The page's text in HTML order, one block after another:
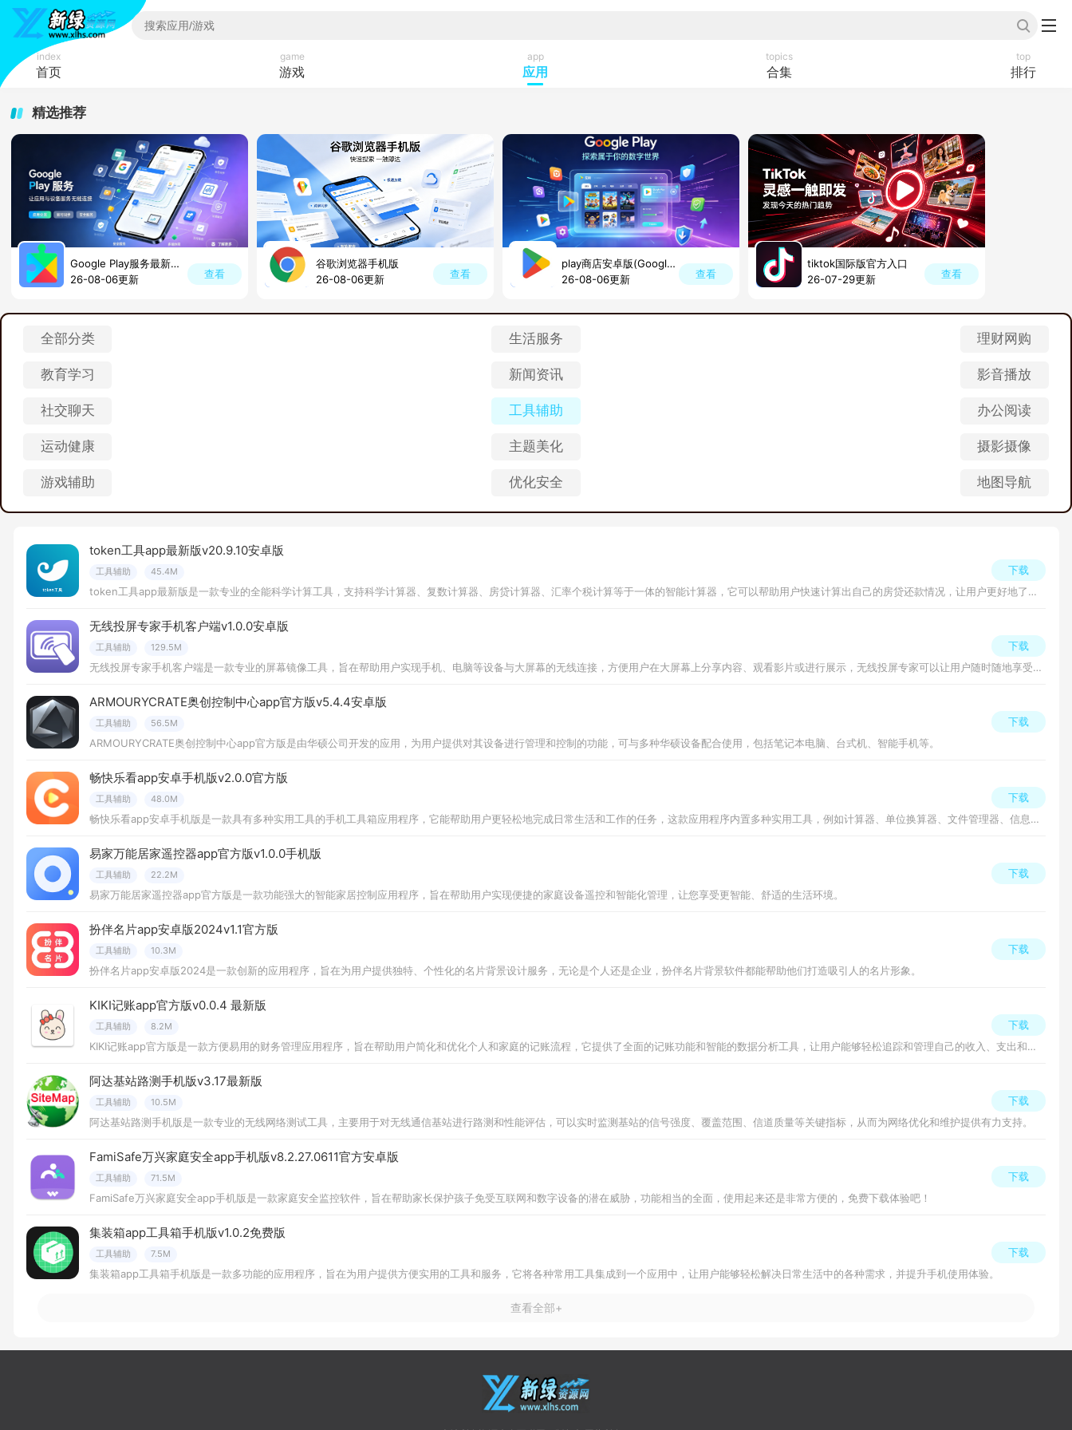
index
首页
game
游戏
app
应用
topics
合集
top
排行
精选推荐
Google Play服务最新版本
26-08-06更新
查看
谷歌浏览器手机版
26-08-06更新
查看
play商店安卓版(GooglePlay商店)
26-08-06更新
查看
tiktok国际版官方入口
26-07-29更新
查看
全部分类 生活服务 理财网购
教育学习 新闻资讯 影音播放
社交聊天 工具辅助 办公阅读
运动健康 主题美化 摄影摄像
游戏辅助 优化安全 地图导航
token工具app最新版v20.9.10安卓版
工具辅助 45.4M
token工具app最新版是一款专业的全能科学计算工具，支持科学计算器、复数计算器、房贷计算器、汇率个税计算等于一体的智能计算器，它可以帮助用户快速计算出自己的房贷还款情况，让用户更好地了解自己的财务状况。
下载
无线投屏专家手机客户端v1.0.0安卓版
工具辅助 129.5M
无线投屏专家手机客户端是一款专业的屏幕镜像工具，旨在帮助用户实现手机、电脑等设备与大屏幕的无线连接，方便用户在大屏幕上分享内容、观看影片或进行展示，无线投屏专家可以让用户随时随地享受更加便利的视听体验
下载
ARMOURYCRATE奥创控制中心app官方版v5.4.4安卓版
工具辅助 56.5M
ARMOURYCRATE奥创控制中心app官方版是由华硕公司开发的应用，为用户提供对其设备进行管理和控制的功能，可与多种华硕设备配合使用，包括笔记本电脑、台式机、智能手机等。
下载
畅快乐看app安卓手机版v2.0.0官方版
工具辅助 48.0M
畅快乐看app安卓手机版是一款具有多种实用工具的手机工具箱应用程序，它能帮助用户更轻松地完成日常生活和工作的任务，这款应用程序内置多种实用工具，例如计算器、单位换算器、文件管理器、信息备份工具、压缩文件管
下载
易家万能居家遥控器app官方版v1.0.0手机版
工具辅助 22.2M
易家万能居家遥控器app官方版是一款功能强大的智能家居控制应用程序，旨在帮助用户实现便捷的家庭设备遥控和智能化管理，让您享受更智能、舒适的生活环境。
下载
扮伴名片app安卓版2024v1.1官方版
工具辅助 10.3M
扮伴名片app安卓版2024是一款创新的应用程序，旨在为用户提供独特、个性化的名片背景设计服务，无论是个人还是企业，扮伴名片背景软件都能帮助他们打造吸引人的名片形象。
下载
KIKI记账app官方版v0.0.4 最新版
工具辅助 8.2M
KIKI记账app官方版是一款方便易用的财务管理应用程序，旨在帮助用户简化和优化个人和家庭的记账流程，它提供了全面的记账功能和智能的数据分析工具，让用户能够轻松追踪和管理自己的收入、支出和预算。
下载
阿达基站路测手机版v3.17最新版
工具辅助 10.5M
阿达基站路测手机版是一款专业的无线网络测试工具，主要用于对无线通信基站进行路测和性能评估，可以实时监测基站的信号强度、覆盖范围、信道质量等关键指标，从而为网络优化和维护提供有力支持。
下载
FamiSafe万兴家庭安全app手机版v8.2.27.0611官方安卓版
工具辅助 71.5M
FamiSafe万兴家庭安全app手机版是一款家庭安全监控软件，旨在帮助家长保护孩子免受互联网和数字设备的潜在威胁，功能相当的全面，使用起来还是非常方便的，免费下载体验吧！
下载
集装箱app工具箱手机版v1.0.2免费版
工具辅助 7.5M
集装箱app工具箱手机版是一款多功能的应用程序，旨在为用户提供方便实用的工具和服务，它将各种常用工具集成到一个应用中，让用户能够轻松解决日常生活中的各种需求，并提升手机使用体验。
下载
查看全部+